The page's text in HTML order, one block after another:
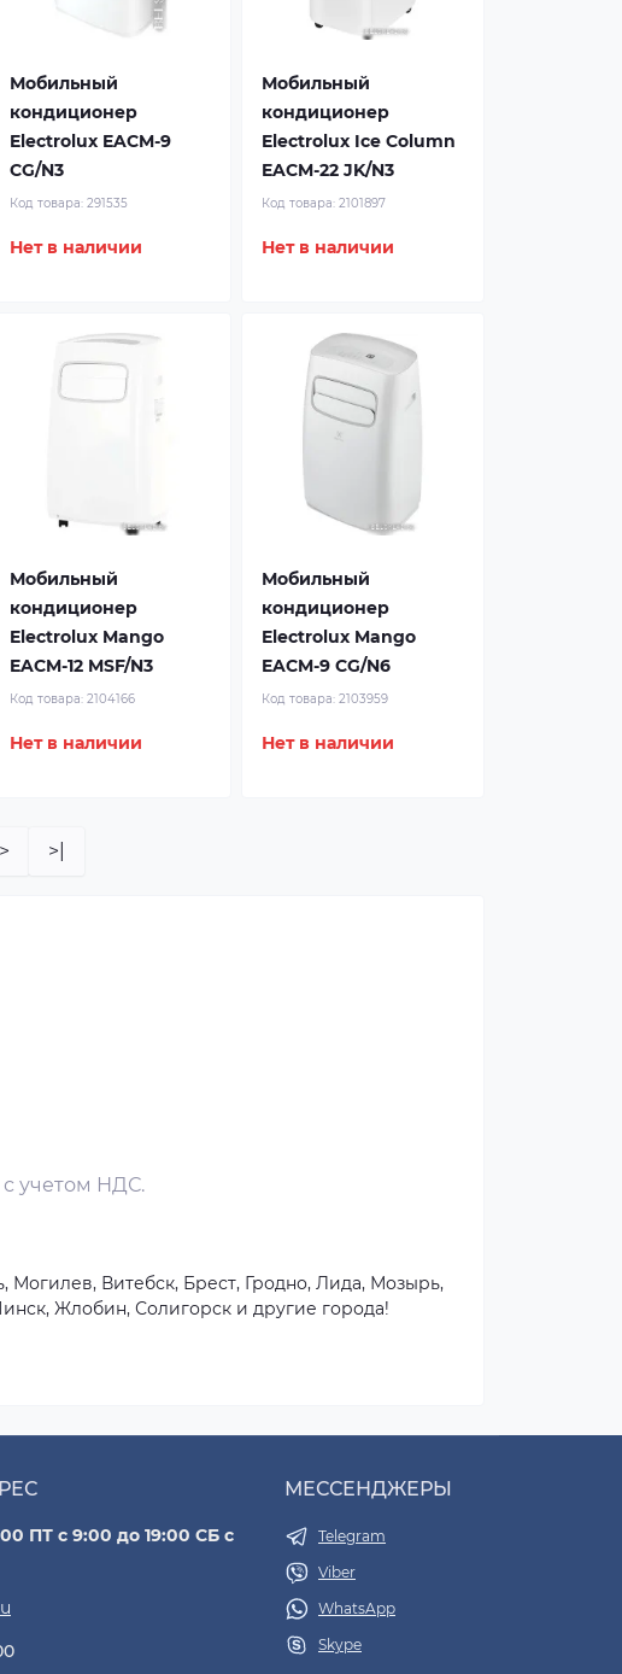
Мобильный
кондиционер
Electrolux EACM-9
CG/N3
Код товара: 291535
Нет в наличии
Мобильный
кондиционер
Electrolux Ice Column
EACM-22 JK/N3
Код товара:2101897
Нет в наличии
Мобильный
кондиционер
Electrolux Mango
EACM-12 MSF/N3
Код товара: 2104166
Нет в наличии
Мобильный
кондиционер
Electrolux Mango
EACM-9 CG/N6
Код товара:2103959
Нет в наличии
> >|
с учетом НДС.
Витебск, Брест, Гродно, Лида, Мозырь,
Жлобин, Солигорск и другие города!
ПТ с 9:00 до 19:00 СБ с
МЕССЕНДЖЕРЫ
Telegram
Viber
WhatsApp
Skype